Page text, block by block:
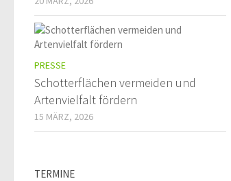
PRESSE
Schotterflächen vermeiden und
Artenvielfalt fördern
15 MÄRZ, 2026
TERMINE